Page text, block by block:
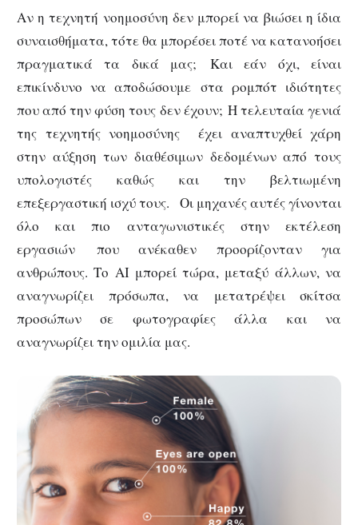
Αν η τεχνητή νοημοσύνη δεν μπορεί να βιώσει η ίδια
συναισθήματα, τότε θα μπορέσει ποτέ να κατανοήσει
πραγματικά τα δικά μας; Και εάν όχι, είναι
επικίνδυνο να αποδώσουμε στα ρομπότ ιδιότητες
που από την φύση τους δεν έχουν; Η τελευταία γενιά
της τεχνητής νοημοσύνης έχει αναπτυχθεί χάρη
στην αύξηση των διαθέσιμων δεδομένων από τους
υπολογιστές καθώς και την βελτιωμένη
επεξεργαστική ισχύ τους. Οι μηχανές αυτές γίνονται
όλο και πιο ανταγωνιστικές στην εκτέλεση
εργασιών που ανέκαθεν προορίζονταν για
ανθρώπους. Tο AI μπορεί τώρα, μεταξύ άλλων, να
αναγνωρίζει πρόσωπα, να μετατρέψει σκίτσα
προσώπων σε φωτογραφίες άλλα και να
αναγνωρίζει την ομιλία μας.